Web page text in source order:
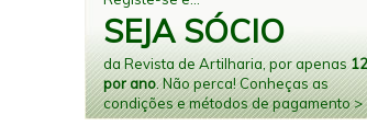
SEJA SÓCIO
da Revista de Artilharia, por apenas
por ano. Não perca! Conheças as
condições e métodos de pagamento >